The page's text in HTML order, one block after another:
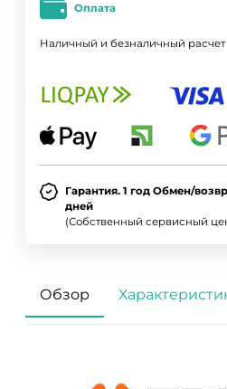
Оплата
Наличный и безналичный расчет
Гарантия. 1 год Обмен/
дней
(Собственный сервисный
Обзор